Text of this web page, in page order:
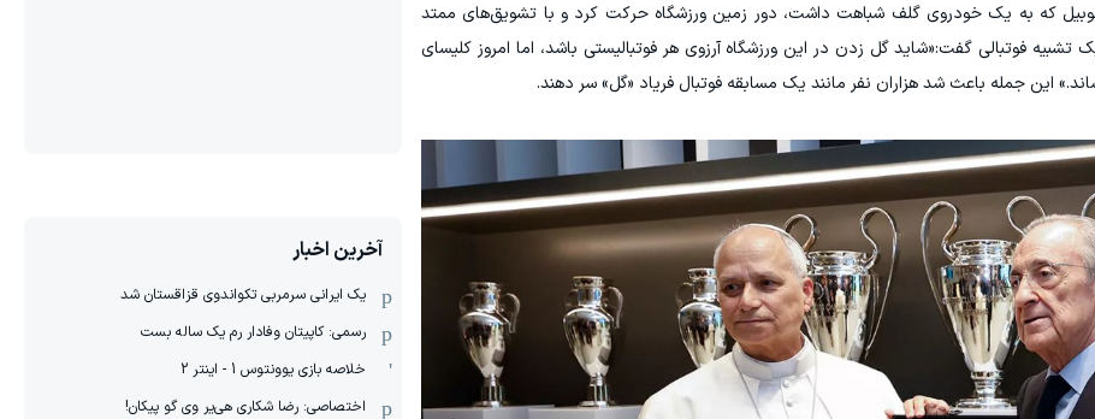
که به یک خودروی گلف شباهت داشت، دور زمین ورزشگاه حرکت کرد و با تشویق‌های ممتد
فوتبالی گفت:«شاید گل زدن در این ورزشگاه آرزوی هر فوتبالیستی باشد، اما امروز کلیسای
این جمله باعث شد هزاران نفر مانند یک مسابقه فوتبال فریاد «گل» سر دهند.
آخرین اخبار
یک ایرانی سرمربی تکواندوی قزاقستان شد
رسمی: کاپیتان وفادار رم یک ساله بست
خلاصه بازی یوونتوس 1 - اینتر 2
اختصاصی: رضا شکاری هی‌یر وی‌ گو پیکان!